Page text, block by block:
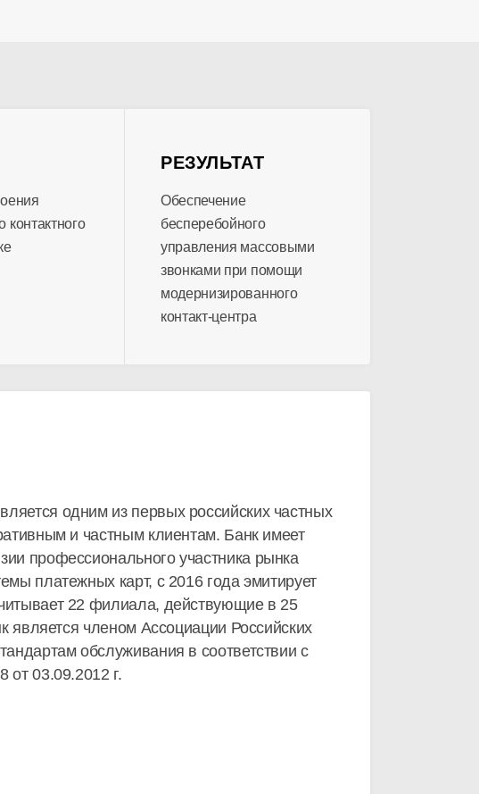
контактного
РЕЗУЛЬТАТ
Обеспечение
бесперебойного
управления массовыми
звонками при помощи
модернизированного
контакт-центра
одним из первых российских частных
и частным клиентам. Банк имеет
профессионального участника рынка
платежных карт, с 2016 года эмитирует
22 филиала, действующие в 25
является членом Ассоциации Российских
обслуживания в соответствии с
от 03.09.2012 г.